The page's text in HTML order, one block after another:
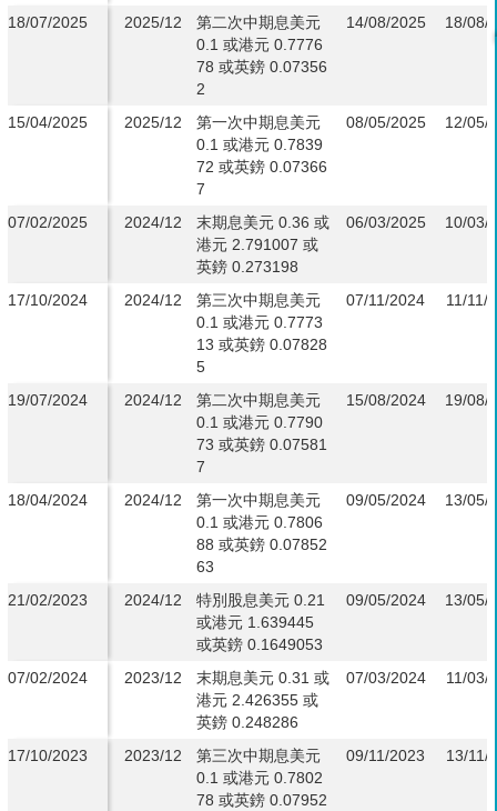
18/07/2025 2025/12
第二次中期息美元
0.1 或港元 0.7776
78 或英鎊 0.07356
2
14/08/2025 18/08/
15/04/2025 2025/12
第一次中期息美元
0.1 或港元 0.7839
72 或英鎊 0.07366
7
08/05/2025 12/05/
07/02/2025 2024/12
末期息美元 0.36 或
港元 2.791007 或
英鎊 0.273198
06/03/2025 10/03/
17/10/2024 2024/12
第三次中期息美元
0.1 或港元 0.7773
13 或英鎊 0.07828
5
07/11/2024 11/11/
19/07/2024 2024/12
第二次中期息美元
0.1 或港元 0.7790
73 或英鎊 0.07581
7
15/08/2024 19/08/
18/04/2024 2024/12
第一次中期息美元
0.1 或港元 0.7806
88 或英鎊 0.07852
63
09/05/2024 13/05/
21/02/2023 2024/12
特別股息美元 0.21
或港元 1.639445
或英鎊 0.1649053
09/05/2024 13/05/
07/02/2024 2023/12
末期息美元 0.31 或
港元 2.426355 或
英鎊 0.248286
07/03/2024 11/03/
17/10/2023 2023/12
第三次中期息美元
0.1 或港元 0.7802
78 或英鎊 0.07952
09/11/2023 13/11/